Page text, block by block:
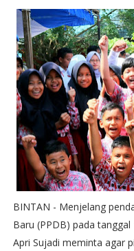
BINTAN - Menjelang
Baru (PPDB) pada
Apri Sujadi meminta agar